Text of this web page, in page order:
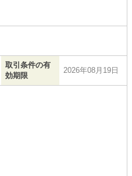
取引条件の有
効期限
2026年08月19日